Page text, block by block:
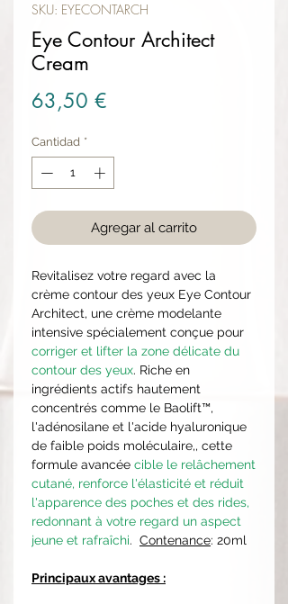
SKU: EYECONTARCH
Eye Contour Architect
Cream
63,50 €
Cantidad *
Agregar al carrito
Revitalisez votre regard avec la
crème contour des yeux Eye Contour
Architect, une crème modelante
intensive spécialement conçue pour
corriger et lifter la zone délicate du
contour des yeux. Riche en
ingrédients actifs hautement
concentrés comme le Baolift™,
l'adénosilane et l'acide hyaluronique
de faible poids moléculaire,, cette
formule avancée cible le relâchement
cutané, renforce l'élasticité et réduit
l'apparence des poches et des rides,
redonnant à votre regard un aspect
jeune et rafraîchi. Contenance: 20ml
Principaux avantages :